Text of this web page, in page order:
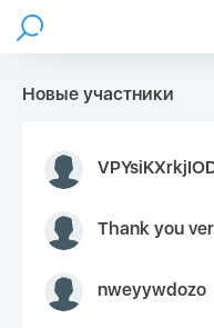
Новые участники
Thank you very much for your inquiry We appreciate you
nweyywdozo